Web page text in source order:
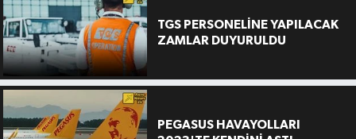
TGS PERSONELİNE YAPILACAK
ZAMLAR DUYURULDU
PEGASUS HAVAYOLLARI